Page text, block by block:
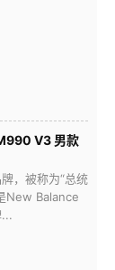
V3 男款
，被称为“总统
New Balance